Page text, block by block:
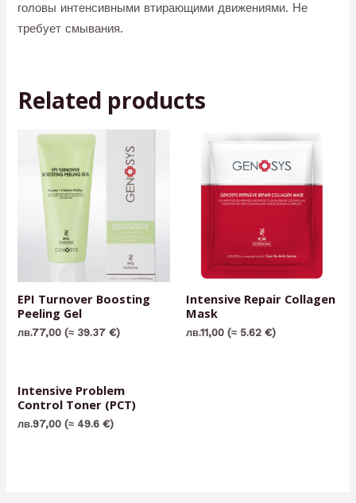
головы интенсивными втирающими движениями. Не
требует смывания.
Related products
EPI Turnоver Boosting
Peeling Gel
лв.77,00 (≈ 39.37 €)
Intensive Repair Collagen
Mask
лв.11,00 (≈ 5.62 €)
Intensive Problem
Control Toner (PCT)
лв.97,00 (≈ 49.6 €)